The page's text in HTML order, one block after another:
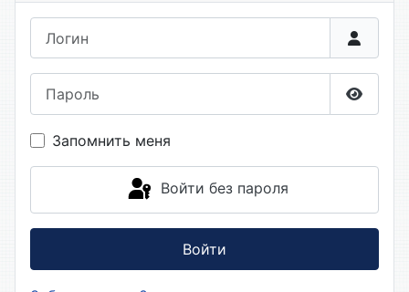
Запомнить меня
Войти без пароля
Войти